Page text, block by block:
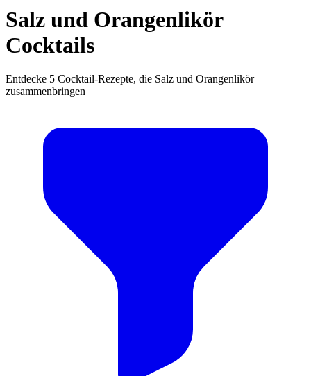
Salz und Orangenlikör
Cocktails
Entdecke 5 Cocktail-Rezepte, die Salz und Orangenlikör
zusammenbringen